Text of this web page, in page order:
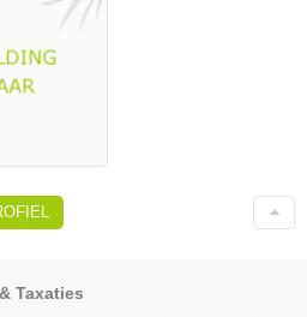
Taxaties